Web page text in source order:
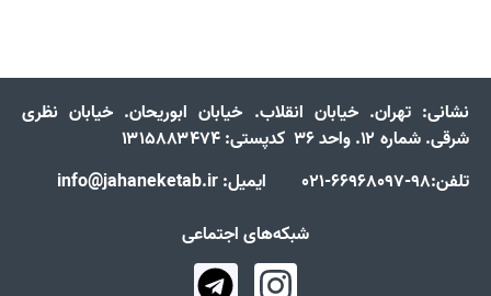
نشانی: تهران. خیابان انقلاب. خیابان ابوریحان. خیابان نظری
شرقی. شماره ۱۲. واحد ۳۶ کدپستی: ۱۳۱۵۸۸۳۴۷۴
تلفن:98-66968097-021 ایمیل: info@jahaneketab.ir
شبکه‌های اجتماعی